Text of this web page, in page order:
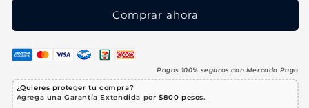
Inalámbricos
UHF
100m
45
Canales
Micrófonos
Inalámbricos
UHF
100m
45
Canales
Comprar ahora
Pagos 100% seguros con Mercado Pago
¿Quieres proteger tu compra?
Agrega una Garantía Extendida por $800 pesos.